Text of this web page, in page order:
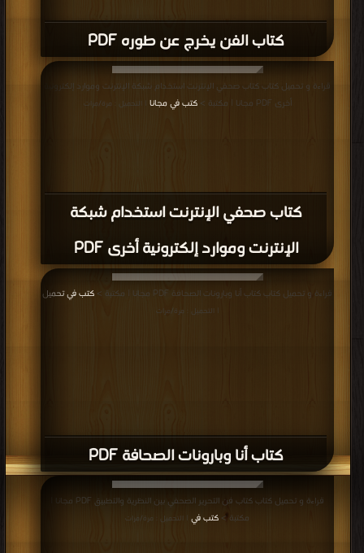
كتاب الفن يخرج عن طوره PDF
كتاب صحفي الإنترنت استخدام شبكة
الإنترنت وموارد إلكترونية أخرى PDF
قراءة و تحميل كتاب كتاب صحفي الإنترنت استخدام شبكة الإنترنت وموارد إلكترونية
أخرى PDF مجانا | مكتبة >
كتب في مجانا | التحميل : مرة/مرات
كتاب أنا وبارونات الصحافة PDF
قراءة و تحميل كتاب كتاب أنا وبارونات الصحافة PDF مجانا | مكتبة > كتب في تحميل
| التحميل : مرة/مرات
قراءة و تحميل كتاب كتاب فن التحرير الصحفي بين النظرية والتطبيق PDF مجانا |
مكتبة > كتب في | التحميل : مرة/مرات